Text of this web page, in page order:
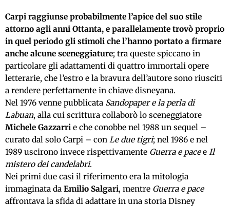
Carpi raggiunse probabilmente l’apice del suo stile
attorno agli anni Ottanta, e parallelamente trovò proprio
in quel periodo gli stimoli che l’hanno portato a firmare
anche alcune sceneggiature; tra queste spiccano in
particolare gli adattamenti di quattro immortali opere
letterarie, che l’estro e la bravura dell’autore sono riusciti
a rendere perfettamente in chiave disneyana.
Nel 1976 venne pubblicata Sandopaper e la perla di
Labuan, alla cui scrittura collaborò lo sceneggiatore
Michele Gazzarri e che conobbe nel 1988 un sequel –
curato dal solo Carpi – con Le due tigri; nel 1986 e nel
1989 uscirono invece rispettivamente Guerra e pacee Il
mistero dei candelabri.
Nei primi due casi il riferimento era la mitologia
immaginata da Emilio Salgari, mentre Guerra e pace
affrontava la sfida di adattare in una storia Disney